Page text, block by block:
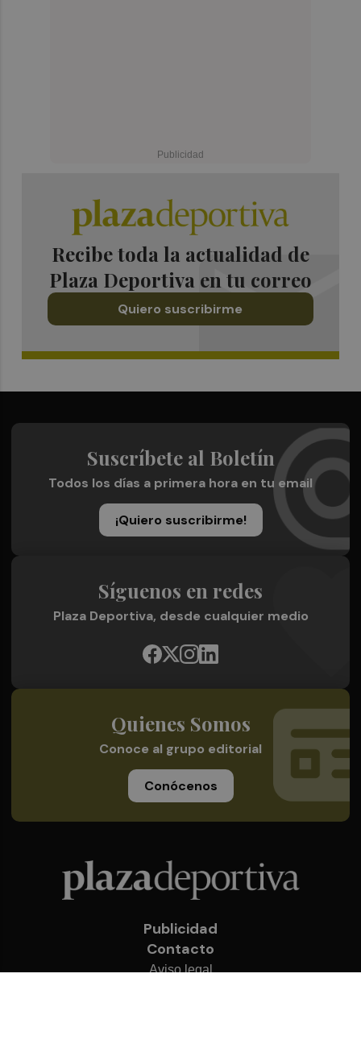
Recibe toda la actualidad de
Plaza Deportiva en tu correo
Quiero suscribirme
Suscríbete al Boletín
Todos los días a primera hora en tu email
¡Quiero suscribirme!
Síguenos en redes
Plaza Deportiva, desde cualquier medio
Quienes Somos
Conoce al grupo editorial
Conócenos
Publicidad
Contacto
Aviso legal